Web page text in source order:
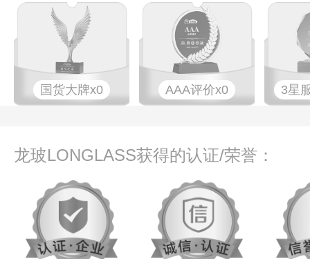
国货大牌x0 AAA评价x0 3星
龙玻LONGLASS获得的认证/荣誉：